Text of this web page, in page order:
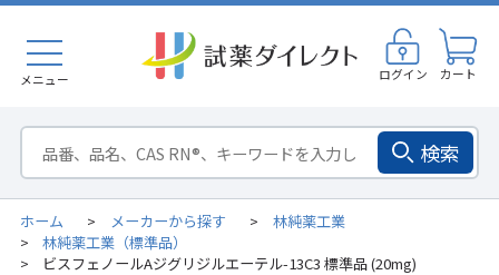
メニュー ログイン カート
検索
ホーム > メーカーから探す > 林純薬工業
> 林純薬工業（標準品）
> ビスフェノールAジグリジルエーテル-13C3 標準品 (20mg)